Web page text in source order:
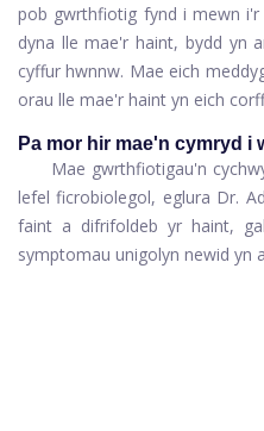
pob gwrthfiotig fynd i mewn
dyna lle mae'r haint, bydd yn
cyffur hwnnw. Mae eich
orau lle mae'r haint yn eich
Pa mor hir mae'n cymryd i
Mae gwrthfiotigau'n
lefel ficrobiolegol, eglura Dr.
faint a difrifoldeb yr haint,
symptomau unigolyn newid yn